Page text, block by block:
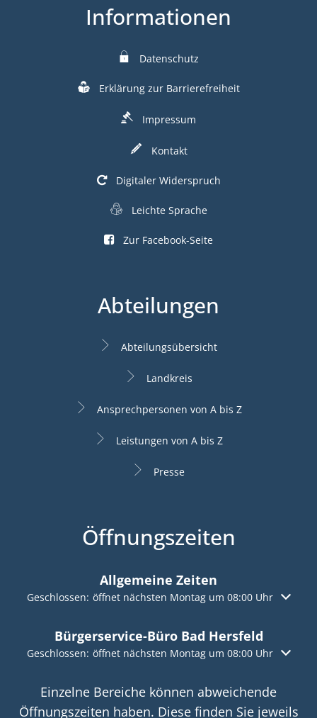
Informationen
Datenschutz
Erklärung zur Barrierefreiheit
Impressum
Kontakt
Digitaler Widerspruch
Leichte Sprache
Zur Facebook-Seite
Abteilungen
Abteilungsübersicht
Landkreis
Ansprechpersonen von A bis Z
Leistungen von A bis Z
Presse
Öffnungszeiten
Allgemeine Zeiten
Klicken, um weitere Öffnungs- oder Schließzeiten
Geschlossen: öffnet nächsten Montag um 08:00 Uhr
Bürgerservice-Büro Bad Hersfeld
Klicken, um weitere Öffnungs- oder Schließzeiten
Geschlossen: öffnet nächsten Montag um 08:00 Uhr
Einzelne Bereiche können abweichende
Öffnungszeiten haben. Diese finden Sie jeweils